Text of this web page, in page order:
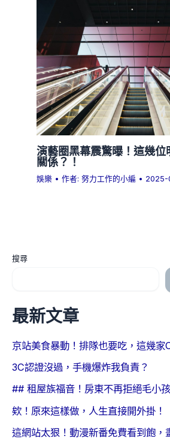
演藝圈黑幕震驚曝！這幾位
關係？！
娛樂 • 作者:努力工作的小編 • 2025-
搜尋
最新文章
京站美食暴動！排隊也要吃，這幾家
3C認證沒過，手機爆炸我負責？
## 租屋族福音！房東不再拒絕毛小
欸！原來這樣做，人生直接開外掛！
這網站太狠！動漫新番免費看到飽，